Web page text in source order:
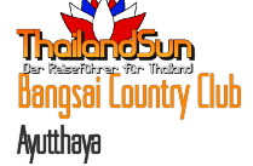
Bangsai Country Club
Ayutthaya